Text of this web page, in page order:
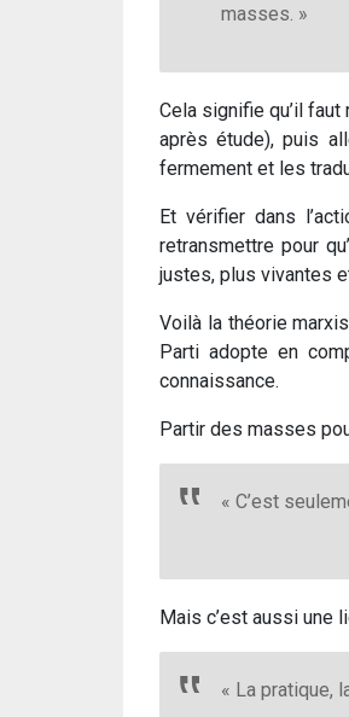
masses. »
Cela signifie qu’il
après étude), puis
fermement et les
Et vérifier dans
retransmettre pour
justes, plus vivantes
Voilà la théorie
Parti adopte en
connaissance.
Partir des masses
« C’est
Mais c’est aussi une
« La pratique,